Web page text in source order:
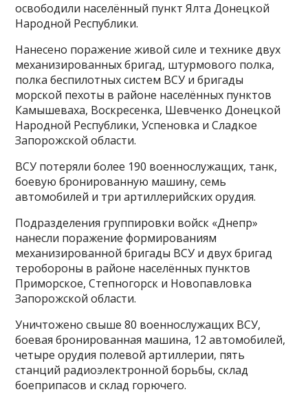
освободили населённый пункт Ялта Донецкой
Народной Республики.
Нанесено поражение живой силе и технике двух
механизированных бригад, штурмового полка,
полка беспилотных систем ВСУ и бригады
морской пехоты в районе населённых пунктов
Камышеваха, Воскресенка, Шевченко Донецкой
Народной Республики, Успеновка и Сладкое
Запорожской области.
ВСУ потеряли более 190 военнослужащих, танк,
боевую бронированную машину, семь
автомобилей и три артиллерийских орудия.
Подразделения группировки войск «Днепр»
нанесли поражение формированиям
механизированной бригады ВСУ и двух бригад
теробороны в районе населённых пунктов
Приморское, Степногорск и Новопавловка
Запорожской области.
Уничтожено свыше 80 военнослужащих ВСУ,
боевая бронированная машина, 12 автомобилей,
четыре орудия полевой артиллерии, пять
станций радиоэлектронной борьбы, склад
боеприпасов и склад горючего.